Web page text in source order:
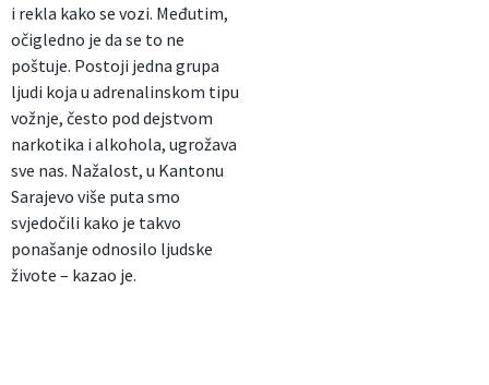
i rekla kako se vozi. Međutim,
očigledno je da se to ne
poštuje. Postoji jedna grupa
ljudi koja u adrenalinskom tipu
vožnje, često pod dejstvom
narkotika i alkohola, ugrožava
sve nas. Nažalost, u Kantonu
Sarajevo više puta smo
svjedočili kako je takvo
ponašanje odnosilo ljudske
živote – kazao je.